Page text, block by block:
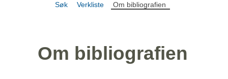
Søk Verkliste Om bibliografien
Om bibliografien